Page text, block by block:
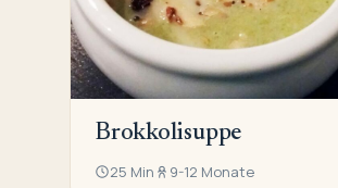
Brokkolisuppe
25 Min 9-12 Monate